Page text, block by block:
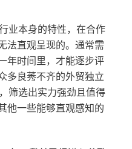
业本身的特性，在合作
法直观呈现的。通常需
年时间里，才能逐步评
多良莠不齐的外贸独立
筛选出实力强劲且值得
他一些能够直观感知的